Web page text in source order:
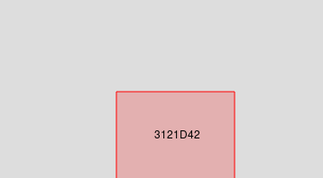
3121D42